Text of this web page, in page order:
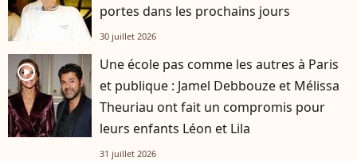
portes dans les prochains jours
30 juillet 2026
player2
Une école pas comme les autres à Paris
et publique : Jamel Debbouze et Mélissa
Theuriau ont fait un compromis pour
leurs enfants Léon et Lila
31 juillet 2026